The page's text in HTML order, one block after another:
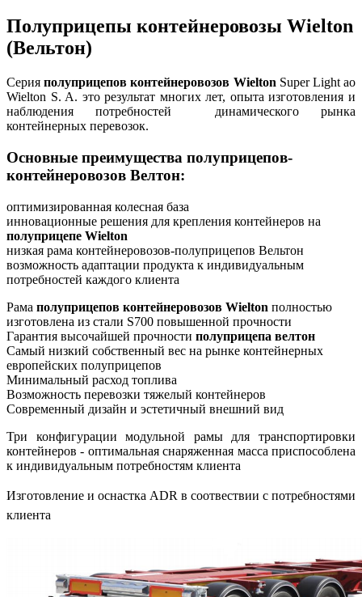
Полуприцепы контейнеровозы Wielton
(Вельтон)
Серияполуприцепов контейнеровозов Wielton Super Light ао
Wielton S. A. это результат многих лет, опыта изготовления и
наблюдения потребностей динамического рынка
контейнерных перевозок.
Основные преимущества полуприцепов-
контейнеровозов Велтон:
оптимизированная колесная база
инновационные решения для крепления контейнеров на
полуприцепе Wielton
низкая рама контейнеровозов-полуприцепов Вельтон
возможность адаптации продукта к индивидуальным
потребностей каждого клиента
Рама полуприцепов контейнеровозов Wielton полностью
изготовлена из стали S700 повышенной прочности
Гарантия высочайшей прочности полуприцепа велтон
Самый низкий собственный вес на рынке контейнерных
европейских полуприцепов
Минимальный расход топлива
Возможность перевозки тяжелый контейнеров
Современный дизайн и эстетичный внешний вид
Три конфигурации модульной рамы для транспортировки
контейнеров - оптимальная снаряженная масса приспособлена
к индивидуальным потребностям клиента
Изготовление и оснастка ADR в соотвествии с потребностями
клиента